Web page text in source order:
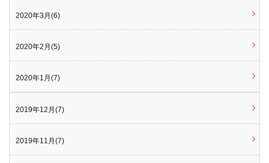
2020年3月(6)
2020年2月(5)
2020年1月(7)
2019年12月(7)
2019年11月(7)